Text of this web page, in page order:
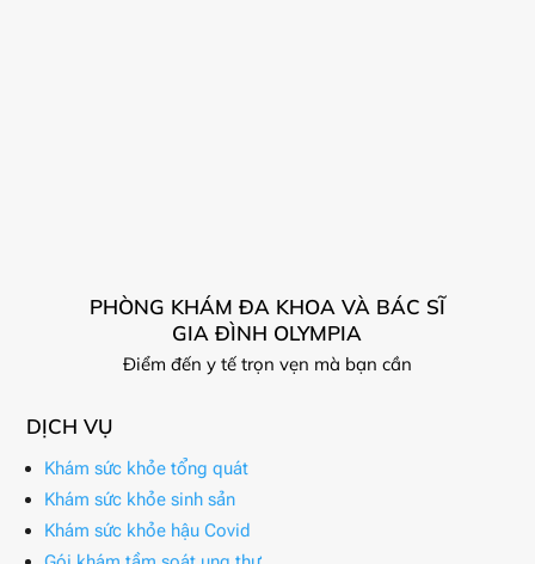
PHÒNG KHÁM ĐA KHOA VÀ BÁC SĨ
GIA ĐÌNH OLYMPIA
Điểm đến y tế trọn vẹn mà bạn cần
DỊCH VỤ
Khám sức khỏe tổng quát
Khám sức khỏe sinh sản
Khám sức khỏe hậu Covid